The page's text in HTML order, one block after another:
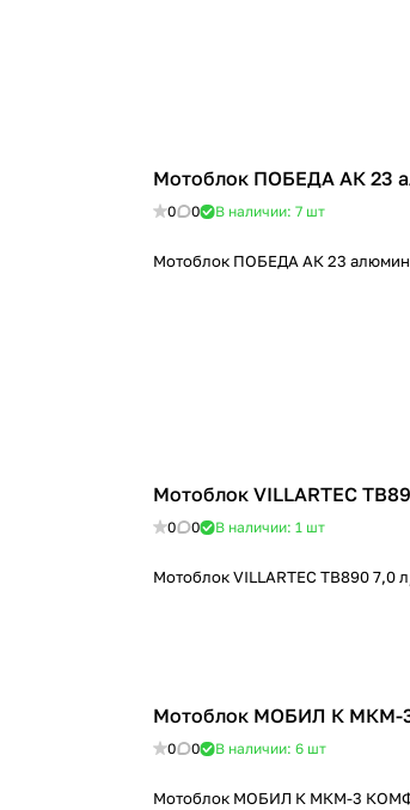
Мотоблок ПОБЕДА АК 23
0 0 В наличии: 7 шт
Мотоблок ПОБЕДА АК 23
Мотоблок VILLARTEC
0 0 В наличии: 1 шт
Мотоблок VILLARTEC TB890 7,0
Мотоблок МОБИЛ К
0 0 В наличии: 6 шт
Мотоблок МОБИЛ К МКМ-3